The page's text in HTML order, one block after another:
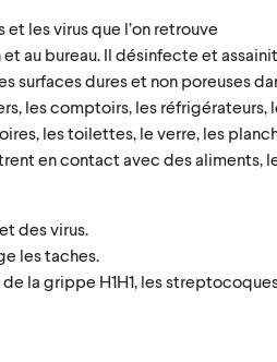
les virus que l’on retrouve
au bureau. Il désinfecte et assainit
surfaces dures et non poreuses
les comptoirs, les réfrigérateurs,
les toilettes, le verre, les
en contact avec des aliments,
des virus.
les taches.
de la grippe H1H1, les